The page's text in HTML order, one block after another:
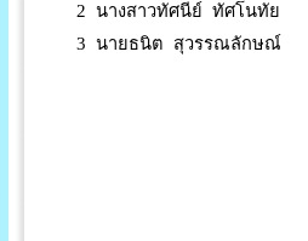
2 นางสาวทัศนีย์ ทัศโนทัย
3 นายธนิต สุวรรณลักษณ์